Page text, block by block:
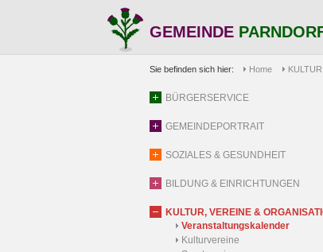
GEMEINDE
Sie befinden sich hier: Home
BÜRGERSERVICE
GEMEINDEPORTRAIT
SOZIALES & GESUNDHEIT
BILDUNG & EINRICHTUNGEN
KULTUR, VEREINE &
Veranstaltungskalender
Kulturvereine